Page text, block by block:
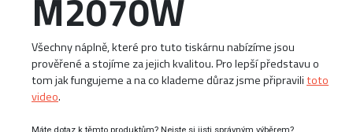
M2070W
Všechny náplně, které pro tuto tiskárnu nabízíme jsou
prověřené a stojíme za jejich kvalitou. Pro lepší představu o
tom jak fungujeme a na co klademe důraz jsme připravilitoto
video.